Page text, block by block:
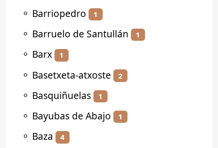
⚬ Barriopedro 1
⚬ Barruelo de Santullán 1
⚬ Barx 1
⚬ Basetxeta-atxoste 2
⚬ Basquiñuelas 1
⚬ Bayubas de Abajo 1
⚬ Baza 4